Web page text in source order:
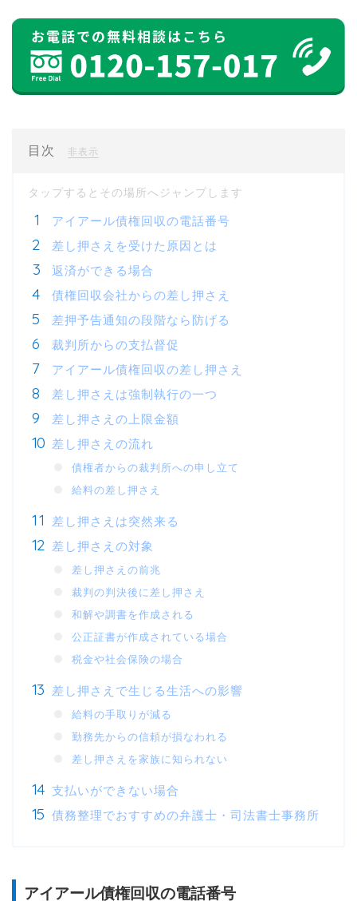
目次 非表示
アイアール債権回収の電話番号
差し押さえを受けた原因とは
返済ができる場合
債権回収会社からの差し押さえ
差押予告通知の段階なら防げる
裁判所からの支払督促
アイアール債権回収の差し押さえ
差し押さえは強制執行の一つ
差し押さえの上限金額
差し押さえの流れ
債権者からの裁判所への申し立て
給料の差し押さえ
差し押さえは突然来る
差し押さえの対象
差し押さえの前兆
裁判の判決後に差し押さえ
和解や調書を作成される
公正証書が作成されている場合
税金や社会保険の場合
差し押さえで生じる生活への影響
給料の手取りが減る
勤務先からの信頼が損なわれる
差し押さえを家族に知られない
支払いができない場合
債務整理でおすすめの弁護士・司法書士事務所
アイアール債権回収の電話番号